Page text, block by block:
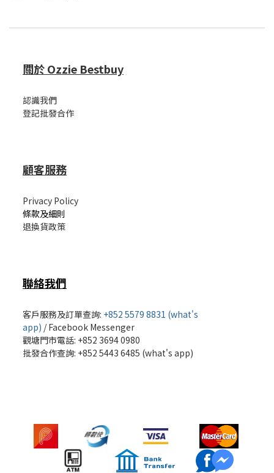
關於 Ozzie Bestbuy
認識我們
登記批發合作
顧客服務
Privacy Policy
條款及細則
退換貨政策
聯絡我們
客戶服務及訂單查詢: +852 5579 8831 (what's
app) /Facebook Messenger
觀塘門市電話: +852 3694 0980
批發合作查詢: +852 5443 6485 (what's app)